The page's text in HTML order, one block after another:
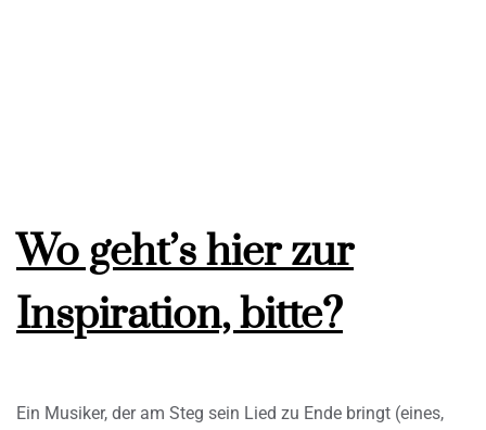
Wo geht’s hier zur
Inspiration, bitte?
Ein Musiker, der am Steg sein Lied zu Ende bringt (eines,